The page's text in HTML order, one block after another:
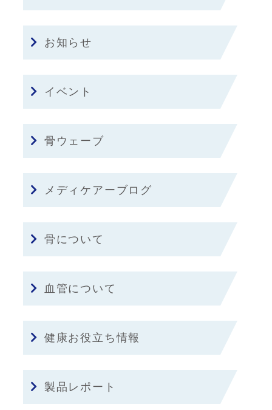
お知らせ
イベント
骨ウェーブ
メディケアーブログ
骨について
血管について
健康お役立ち情報
製品レポート